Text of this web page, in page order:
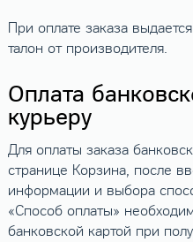
При оплате заказа
талон от производителя.
Оплата
курьеру
Для оплаты заказа
странице Корзина, после
информации и выбора
«Способ оплаты»
банковской картой при